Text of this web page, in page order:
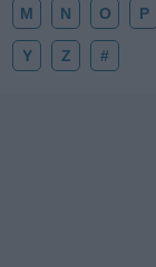
M N O P
Y Z #